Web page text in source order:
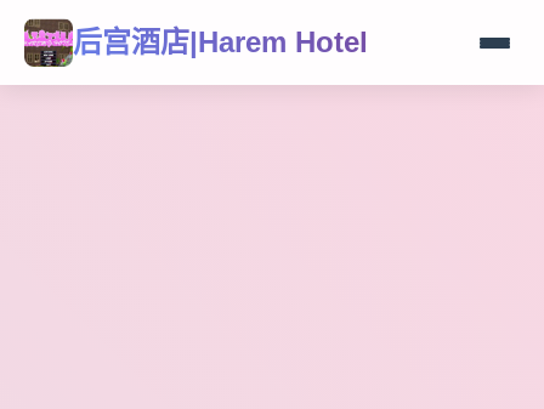
后宫酒店|Harem Hotel